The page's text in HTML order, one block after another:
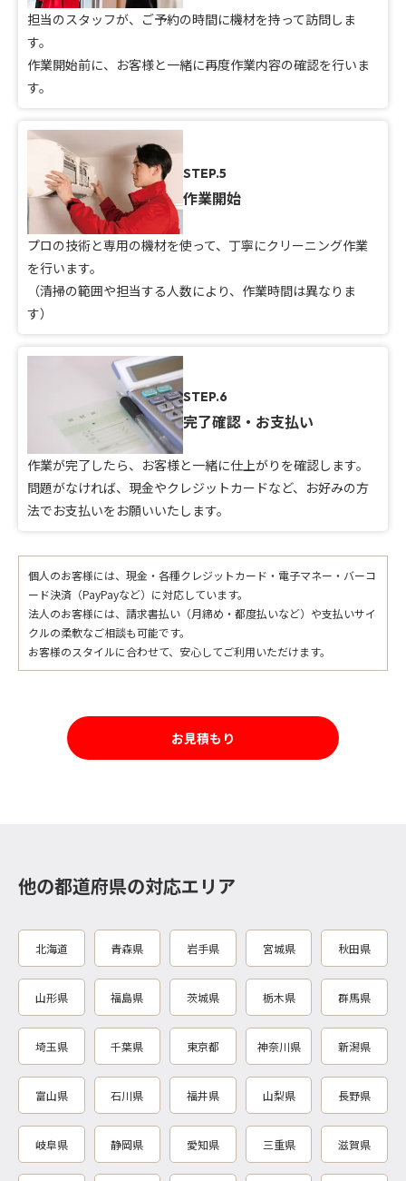
担当のスタッフが、ご予約の時間に機材を持って訪問しま
す。
作業開始前に、お客様と一緒に再度作業内容の確認を行いま
す。
STEP.5
作業開始
プロの技術と専用の機材を使って、丁寧にクリーニング作業
を行います。
（清掃の範囲や担当する人数により、作業時間は異なりま
す）
STEP.6
完了確認・お支払い
作業が完了したら、お客様と一緒に仕上がりを確認します。
問題がなければ、現金やクレジットカードなど、お好みの方
法でお支払いをお願いいたします。
個人のお客様には、現金・各種クレジットカード・電子マネー・バーコ
ード決済（PayPayなど）に対応しています。
法人のお客様には、請求書払い（月締め・都度払いなど）や支払いサイ
クルの柔軟なご相談も可能です。
お客様のスタイルに合わせて、安心してご利用いただけます。
お見積もり
他の都道府県の対応エリア
北海道 青森県 岩手県 宮城県 秋田県
山形県 福島県 茨城県 栃木県 群馬県
埼玉県 千葉県 東京都 神奈川県 新潟県
富山県 石川県 福井県 山梨県 長野県
岐阜県 静岡県 愛知県 三重県 滋賀県